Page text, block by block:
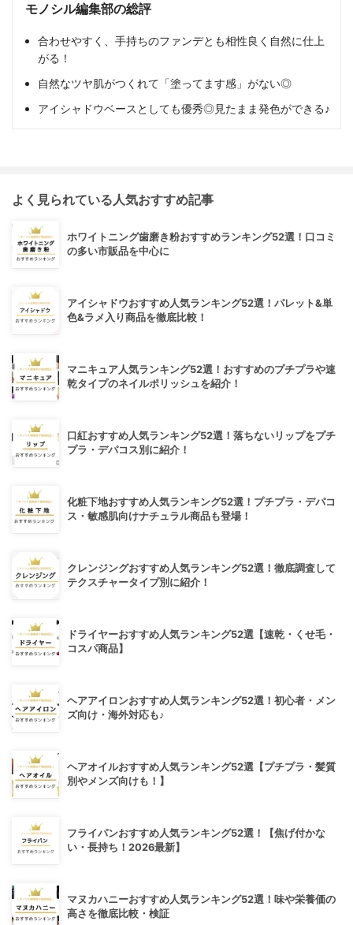
モノシル編集部の総評
合わせやすく、手持ちのファンデとも相性良く自然に仕上
がる！
自然なツヤ肌がつくれて「塗ってます感」がない◎
アイシャドウベースとしても優秀◎見たまま発色ができる♪
よく見られている人気おすすめ記事
ホワイトニング歯磨き粉おすすめランキング52選！口コミ
の多い市販品を中心に
アイシャドウおすすめ人気ランキング52選！パレット&単
色&ラメ入り商品を徹底比較！
マニキュア人気ランキング52選！おすすめのプチプラや速
乾タイプのネイルポリッシュを紹介！
口紅おすすめ人気ランキング52選！落ちないリップをプチ
プラ・デパコス別に紹介！
化粧下地おすすめ人気ランキング52選！プチプラ・デパコ
ス・敏感肌向けナチュラル商品も登場！
クレンジングおすすめ人気ランキング52選！徹底調査して
テクスチャータイプ別に紹介！
ドライヤーおすすめ人気ランキング52選【速乾・くせ毛・
コスパ商品】
ヘアアイロンおすすめ人気ランキング52選！初心者・メン
ズ向け・海外対応も♪
ヘアオイルおすすめ人気ランキング52選【プチプラ・髪質
別やメンズ向けも！】
フライパンおすすめ人気ランキング52選！【焦げ付かな
い・長持ち！2026最新】
マヌカハニーおすすめ人気ランキング52選！味や栄養価の
高さを徹底比較・検証